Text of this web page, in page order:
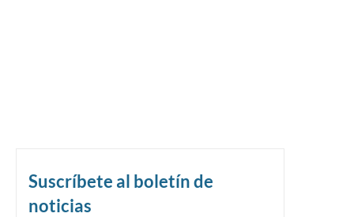
Suscríbete al boletín de
noticias